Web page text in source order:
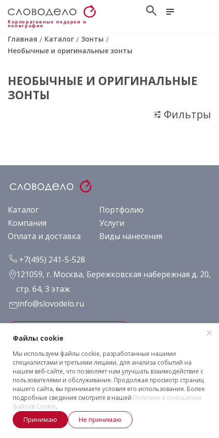
Корпоративные подарки и
полиграфия
Главная / Каталог / Зонты /
Необычные и оригинальные зонты
НЕОБЫЧНЫЕ И ОРИГИНАЛЬНЫЕ
ЗОНТЫ
Фильтры
Каталог
Портфолио
Компания
Услуги
Оплата и доставка
Виды нанесения
+7(495) 241-5-528
121059, г. Москва, Бережковская набережная д. 20,
стр. 64, 3 этаж
info@slovodelo.ru
Заказать звонок
Подписаться на рассылку
Клиентское соглашение
Политика конфиденциальности
2026 © «Словодело». Все права защищены
Файлы cookie
Мы используем файлы cookie, разработанные нашими
специалистами и третьими лицами, для анализа событий на
нашем веб-сайте, что позволяет нам улучшать взаимодействие с
пользователями и обслуживание. Продолжая просмотр страниц
нашего сайта, вы принимаете условия его использования. Более
подробные сведения смотрите в нашей Политике в отношении
файлов Cookie.
Принимаю Не принимаю